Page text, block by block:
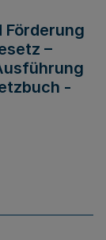
Förderung
–
-